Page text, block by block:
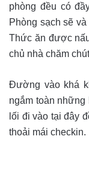
phòng đều có
Phòng sạch sẽ
Thức ăn được
chủ nhà chăm
Đường vào khá
ngắm toàn những
lối đi vào tại đây
thoải mái checkin.